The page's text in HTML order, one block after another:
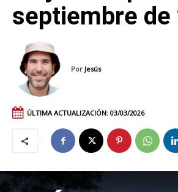
septiembre de
Por Jesús
ÚLTIMA ACTUALIZACIÓN: 03/03/2026